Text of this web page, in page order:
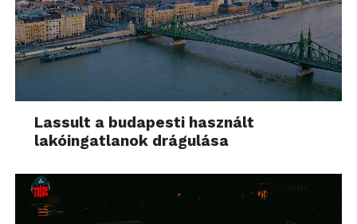
Lassult a budapesti használt
lakóingatlanok drágulása